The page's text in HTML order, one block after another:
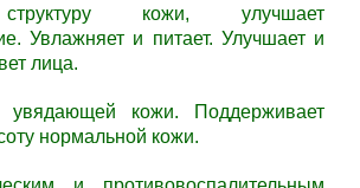
кожи, улучшает
Увлажняет и питает. Улучшает и
лица.
увядающей кожи. Поддерживает
нормальной кожи.